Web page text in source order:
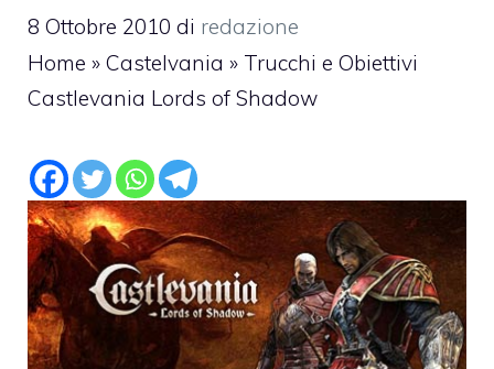
8 Ottobre 2010 di redazione
Home » Castelvania » Trucchi e Obiettivi
Castlevania Lords of Shadow